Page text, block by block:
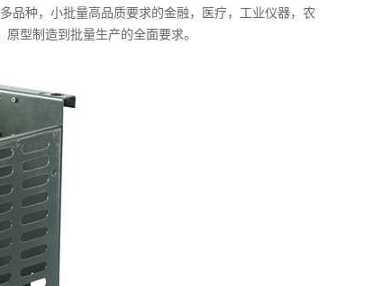
品种，小批量高品质要求的金融，医疗，工业仪器，农
型制造到批量生产的全面要求。